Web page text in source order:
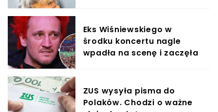
Eks Wiśniewskiego w
środku koncertu nagle
wpadła na scenę i zaczęła
ZUS wysyła pisma do
Polaków. Chodzi o ważne